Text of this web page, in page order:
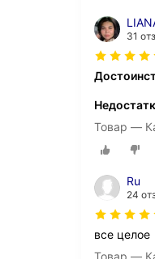
31
Товар —
Ru
24
все целое